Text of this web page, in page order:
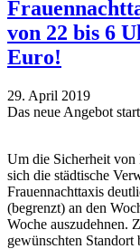
von 22 bis 6
Euro!
29. April 2019
Das neue Angebot
Um die Sicherheit von
sich die städtische
Frauennachttaxis
(begrenzt) an den
Woche auszudehnen.
gewünschten Standort